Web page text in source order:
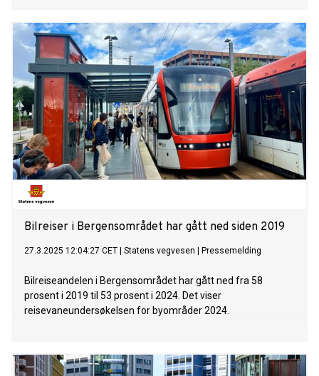
Bilreiser i Bergensområdet har gått ned siden 2019
27.3.2025 12:04:27 CET Statens vegvesen Pressemelding
Bilreiseandelen i Bergensområdet har gått ned fra 58
prosent i 2019 til 53 prosent i 2024. Det viser
reisevaneundersøkelsen for byområder 2024.